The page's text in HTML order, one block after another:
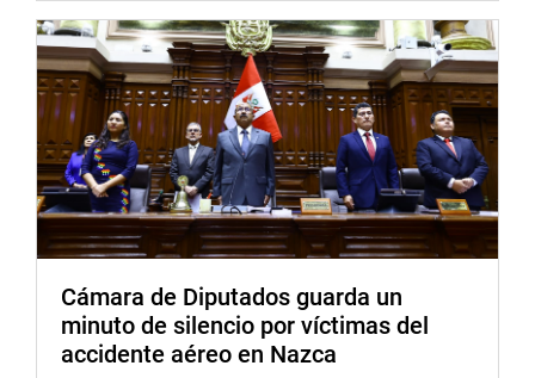
Cámara de Diputados guarda un
minuto de silencio por víctimas del
accidente aéreo en Nazca